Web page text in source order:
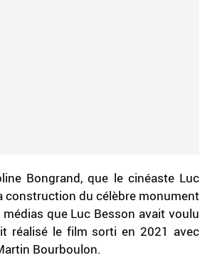
Bongrand, que le cinéaste Luc
du célèbre monument
que Luc Besson avait voulu
réalisé le film sorti en 2021 avec
Bourboulon.